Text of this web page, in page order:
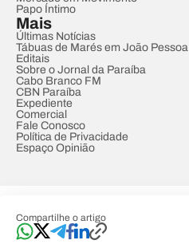
Compartilhe o artigo
Papo Íntimo
Mais
Últimas Notícias
Tábuas de Marés em João Pessoa
Editais
Sobre o Jornal da Paraíba
Cabo Branco FM
CBN Paraíba
Expediente
Comercial
Fale Conosco
Política de Privacidade
Espaço Opinião
Developed by Designed by